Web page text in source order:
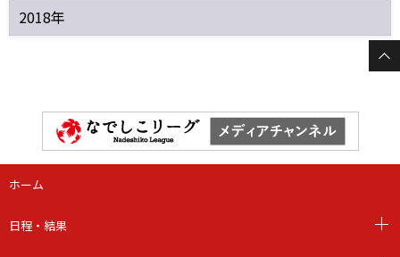
2018年
ホーム
日程・結果